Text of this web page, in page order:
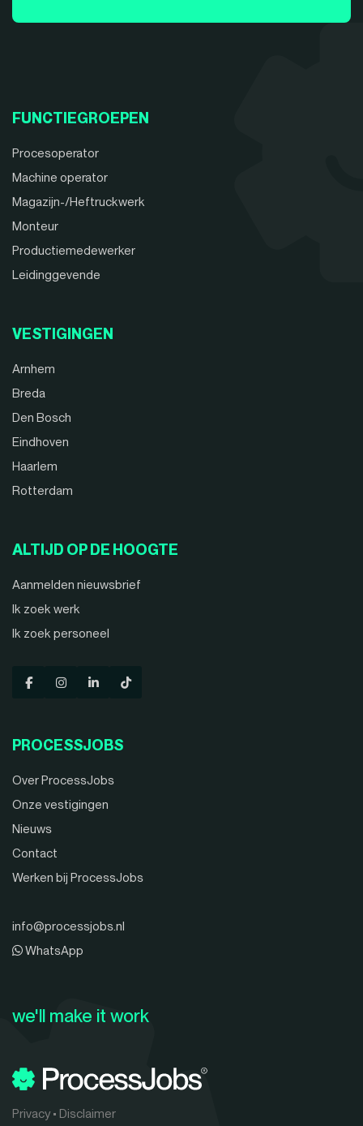
FUNCTIEGROEPEN
Procesoperator
Machine operator
Magazijn-/Heftruckwerk
Monteur
Productiemedewerker
Leidinggevende
VESTIGINGEN
Arnhem
Breda
Den Bosch
Eindhoven
Haarlem
Rotterdam
ALTIJD OP DE HOOGTE
Aanmelden nieuwsbrief
Ik zoek werk
Ik zoek personeel
PROCESSJOBS
Over ProcessJobs
Onze vestigingen
Nieuws
Contact
Werken bij ProcessJobs
info@processjobs.nl
WhatsApp
Privacy• Disclaimer
we'll make it work